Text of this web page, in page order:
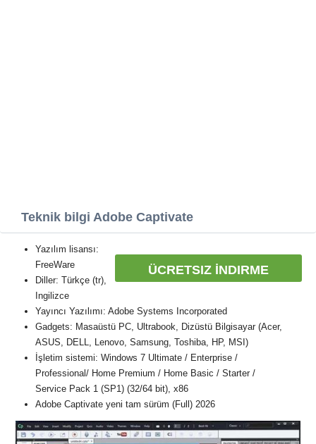
Teknik bilgi Adobe Captivate
ÜCRETSIZ İNDIRME
Yazılım lisansı:
FreeWare
Diller: Türkçe (tr),
Ingilizce
Yayıncı Yazılımı: Adobe Systems Incorporated
Gadgets: Masaüstü PC, Ultrabook, Dizüstü Bilgisayar (Acer,
ASUS, DELL, Lenovo, Samsung, Toshiba, HP, MSI)
İşletim sistemi: Windows 7 Ultimate / Enterprise /
Professional/ Home Premium / Home Basic / Starter /
Service Pack 1 (SP1) (32/64 bit), x86
Adobe Captivate yeni tam sürüm (Full) 2026